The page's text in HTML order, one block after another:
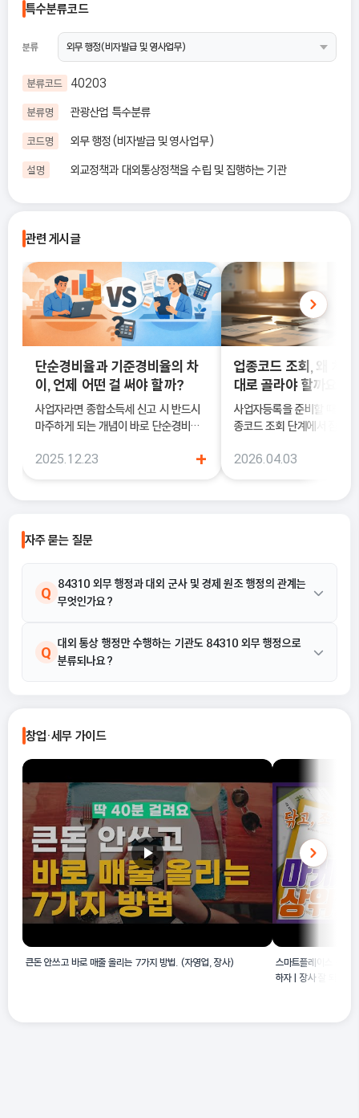
특수분류코드
분류
분류코드 40203
분류명 관광산업 특수분류
코드명 외무 행정(비자발급 및 영사업무)
설명 외교정책과 대외통상정책을 수립 및 집행하는 기관
관련 게시글
단순경비율과 기준경비율의 차
이, 언제 어떤 걸 써야 할까?
사업자라면 종합소득세 신고 시 반드시
마주하게 되는 개념이 바로 단순경비율
에서는 이 두 가지의 차이를 정확히 이해
경비율의 개념부터, 어떤 경우에 어떤 방
으로 정리합니다.
2025.12.23 +
업종코드 조회, 왜 처
대로 골라야 할까요?
사업자등록을 준비할 때 많
종코드 조회 단계에서 잠시
서 비슷해 보이는 항목으로
2026.04.03
자주 묻는 질문
Q
84310 외무 행정과 대외 군사 및 경제 원조 행정의 관계는
무엇인가요?
A 외교정책과 대외 통상정책을 수립 및 집행하는 기관을 말하며, 대외
군사 및 경제 원조 행정 또한 이 범주에 포함됩니다.
Q
대외 통상 행정만 수행하는 기관도 84310 외무 행정으로
분류되나요?
입니다.
창업·세무 가이드
큰돈 안쓰고 바로 매출 올리는 7가지 방법. (자영업, 장사)
스마트플레이스 상위
하자 | 장사 잘 되게 하